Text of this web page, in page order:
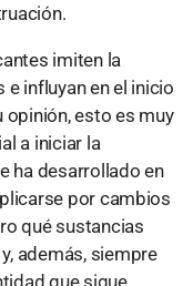
imiten la
influyan en el inicio
opinión, esto es muy
a iniciar la
ha desarrollado en
por cambios
qué sustancias
además, siempre
que sigue